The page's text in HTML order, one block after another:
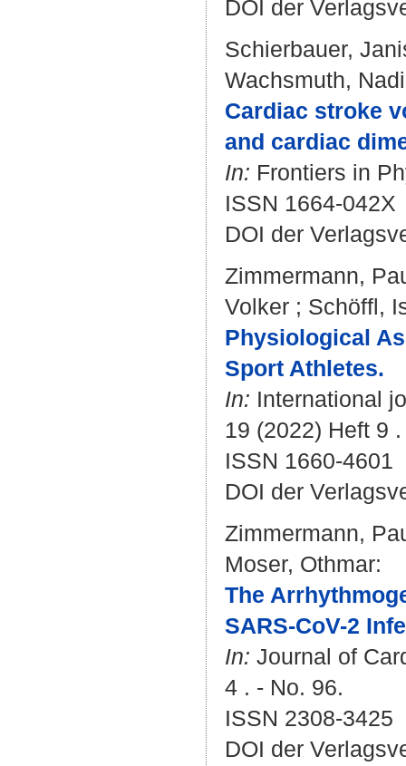
DOI der
Schierbauer,
Wachsmuth,
Cardiac stroke
and cardiac
In: Frontiers in
ISSN 1664-042X
DOI der
Zimmermann,
Volker ; Schöffl,
Physiological
Sport Athletes.
In: International
19 (2022) Heft 9
ISSN 1660-4601
DOI der
Zimmermann,
Moser, Othmar:
The
SARS-CoV-2
In: Journal of
4 . - No. 96.
ISSN 2308-3425
DOI der